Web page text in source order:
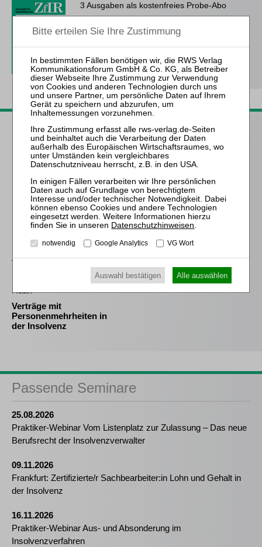
3 Ausgaben als kostenfreies Probe-Abo
inkl. 14 Tage kostenfreie ZfIR-
online-Nutzung
Probe-Abo bestellen
Passende Bücher
Kleindiek
Eröffnungsentscheidung
nach Art. 5 EuInsVO
Meyer
Die Freigabe der
selbständigen Tätigkeit
nach § 35 Abs. 2 InsO aus
arbeitsrechtlicher
Haak
Verträge mit
Personenmehrheiten in
der Insolvenz
Passende Seminare
25.08.2026
Praktiker-Webinar Vom Listenplatz zur Zulassung – Das neue
Berufsrecht der Insolvenzverwalter
09.11.2026
Frankfurt: Zertifizierte/r Sachbearbeiter:in Lohn und Gehalt in
der Insolvenz
16.11.2026
Praktiker-Webinar Aus- und Absonderung im
Insolvenzverfahren
Datenschutzhinweisen
notwendig Google Analytics VG Wort
Auswahl bestätigen Alle auswählen